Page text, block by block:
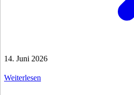
14. Juni 2026
Weiterlesen